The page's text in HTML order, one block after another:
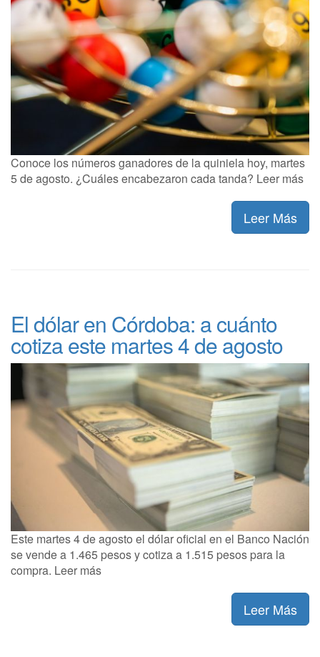
Conoce los números ganadores de la quiniela hoy, martes
5 de agosto. ¿Cuáles encabezaron cada tanda? Leer más
Leer Más
El dólar en Córdoba: a cuánto
cotiza este martes 4 de agosto
Este martes 4 de agosto el dólar oficial en el Banco Nación
se vende a 1.465 pesos y cotiza a 1.515 pesos para la
compra. Leer más
Leer Más